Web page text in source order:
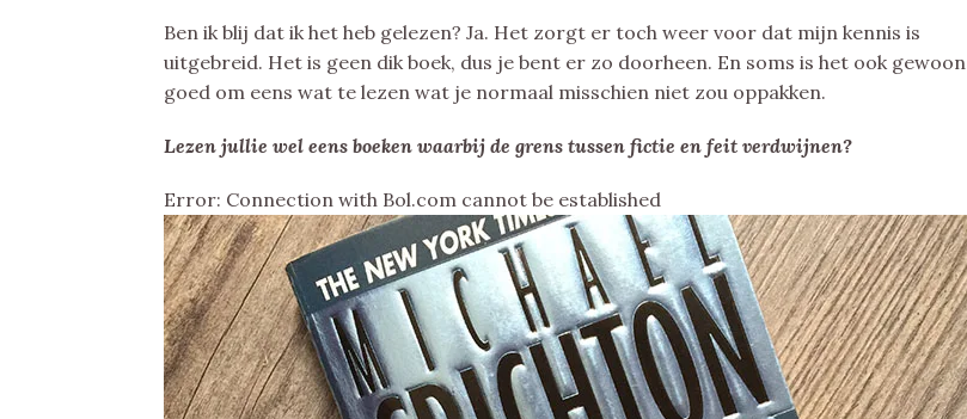
Ben ik blij dat ik het heb gelezen? Ja. Het zorgt er toch weer voor dat mijn kennis is
uitgebreid. Het is geen dik boek, dus je bent er zo doorheen. En soms is het ook gewoon
goed om eens wat te lezen wat je normaal misschien niet zou oppakken.
Lezen jullie wel eens boeken waarbij de grens tussen fictie en feit verdwijnen?
Error: Connection with Bol.com cannot be established